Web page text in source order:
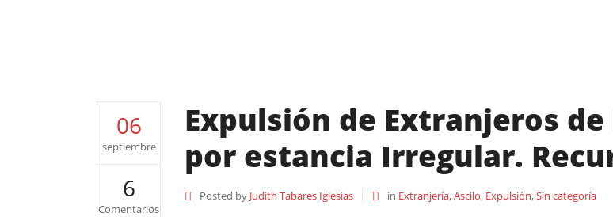
06
septiembre
6
Comentarios
Expulsión de Extranjeros
por estancia Irregular.
Posted by Judith Tabares Iglesias in Extranjería,Ascilo, Expulsión,Sin categoría